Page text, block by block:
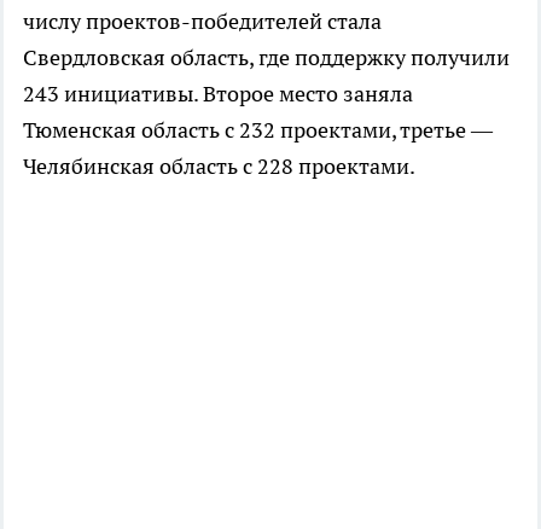
числу проектов-победителей стала
Свердловская область, где поддержку получили
243 инициативы. Второе место заняла
Тюменская область с 232 проектами, третье —
Челябинская область с 228 проектами.